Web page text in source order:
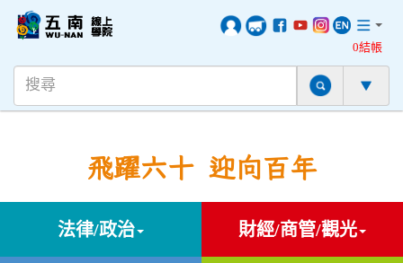
0結帳
飛躍六十 迎向百年
法律/政治 財經/商管/觀光